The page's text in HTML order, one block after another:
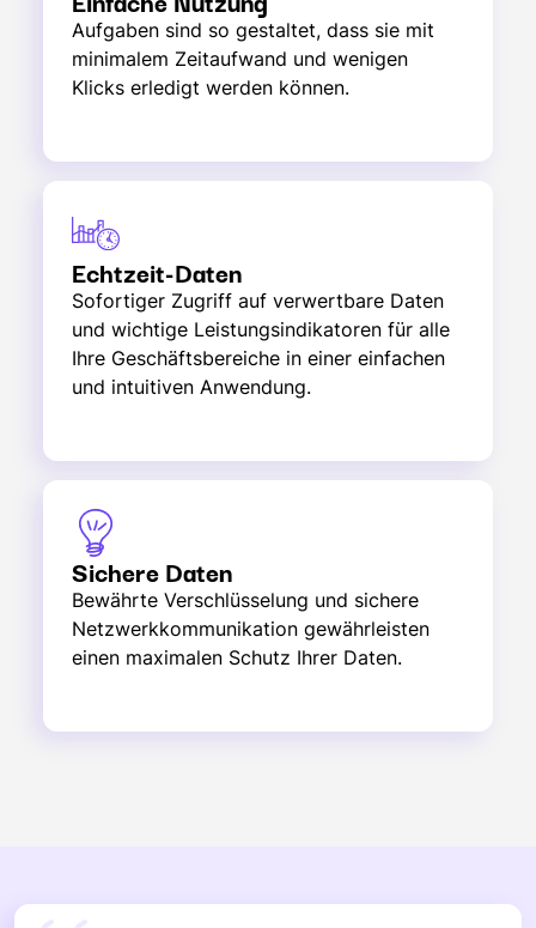
Aufgaben sind so gestaltet, dass sie mit
minimalem Zeitaufwand und wenigen
Klicks erledigt werden können.
Echtzeit-Daten
Sofortiger Zugriff auf verwertbare Daten
und wichtige Leistungsindikatoren für alle
Ihre Geschäftsbereiche in einer einfachen
und intuitiven Anwendung.
Sichere Daten
Bewährte Verschlüsselung und sichere
Netzwerkkommunikation gewährleisten
einen maximalen Schutz Ihrer Daten.